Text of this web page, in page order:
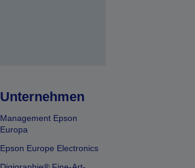
Unternehmen
Management Epson
Europa
Epson Europe Electronics